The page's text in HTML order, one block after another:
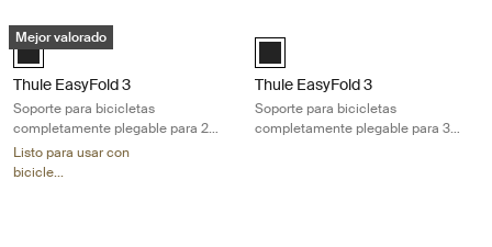
Thule EasyFold 3 Soporte para bicicletas completamente plegable
Mejor valorado
Black (selected)
Thule EasyFold 3
Soporte para bicicletas
completamente plegable para 2
bicicletas, optimizado para
bicicletas eléctricas pesadas
Listo para usar con
bicicle...
Black (selected)
Thule EasyFold 3
Soporte para bicicletas
completamente plegable para 3